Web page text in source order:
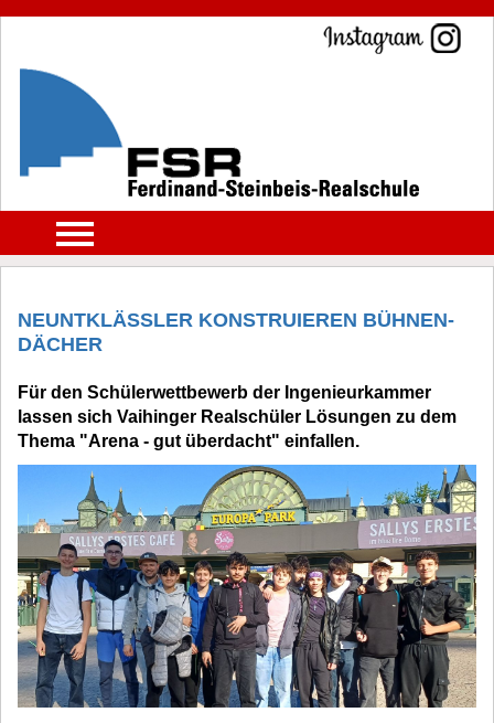
NEUNTKLÄSSLER KONSTRUIEREN BÜHNEN-
DÄCHER
Für den Schülerwettbewerb der Ingenieurkammer
lassen sich Vaihinger Realschüler Lösungen zu dem
Thema "Arena - gut überdacht" einfallen.